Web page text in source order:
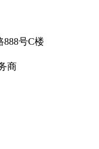
号C楼
商